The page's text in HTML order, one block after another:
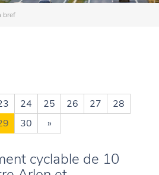
bref
24 25 26 27
28
30 »
cyclable de 10